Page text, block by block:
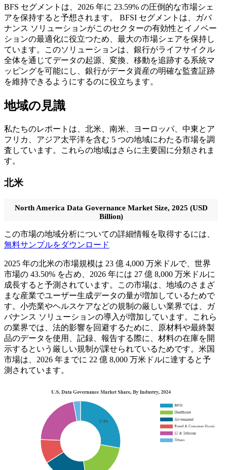
BFS セグメントは、2026 年に 23.59% の圧倒的な市場シェ
アを保持すると予想されます。
BFSI セグメントは、ガバ
ナンス ソリューションがこのセクターの有効性とイノベー
ションの最適化に役立つため、最大の市場シェアを保持し
ています。このソリューションは、銀行がライフサイクル
全体を通じてデータの起源、変換、移動を追跡する系統マ
ッピングを可能にし、銀行がデータ資産の明確な監査証跡
を維持できるようにするのに役立ちます。
地域の見識
私たちのレポートは、北米、南米、ヨーロッパ、中東とア
フリカ、アジア太平洋を含む 5 つの地域にわたる市場を調
査しています。これらの地域はさらに主要国に分類されま
す。
北米
North America Data Governance Market Size, 2025 (USD
Billion)
この市場の地域分析についての詳細情報を取得するには、
無料サンプルをダウンロード
2025 年の北米の市場規模は 23 億 4,000 万米ドルで、世界
市場の 43.50% を占め、2026 年には 27 億 8,000 万米ドルに
成長すると予測されています。この市場は、地域のさまざ
まな産業でユーザー生成データの量が増加しているためで
す。小売業やヘルスケアなどの規制の厳しい業界では、ガ
バナンス ソリューションの導入が増加しています。これら
の業界では、法的影響を回避するために、原材料や最終製
品のデータを使用、記録、報告する際に、材料の在庫を開
示するという厳しい規制が課せられているためです。米国
市場は、2026 年までに 22 億 8,000 万米ドルに達すると予
測されています。